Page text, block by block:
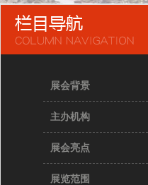
展会背景
主办机构
展会亮点
展览范围